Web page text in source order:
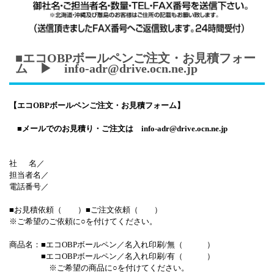
■エコOBPボールペンご注文・お見積フォー
ム ▶ info-adr@drive.ocn.ne.jp
【エコOBPボールペンご注文・お見積フォーム】
■メールでのお見積り・ご注文は info-adr@drive.ocn.ne.jp
社 名／
担当者名／
電話番号／
■お見積依頼（ ）■ご注文依頼（ ）
※ご希望のご依頼に○を付けてください。
商品名：■エコOBPボールペン／名入れ印刷/無（ ）
■エコOBPボールペン／名入れ印刷/有（ ）
※ご希望の商品に○を付けてください。